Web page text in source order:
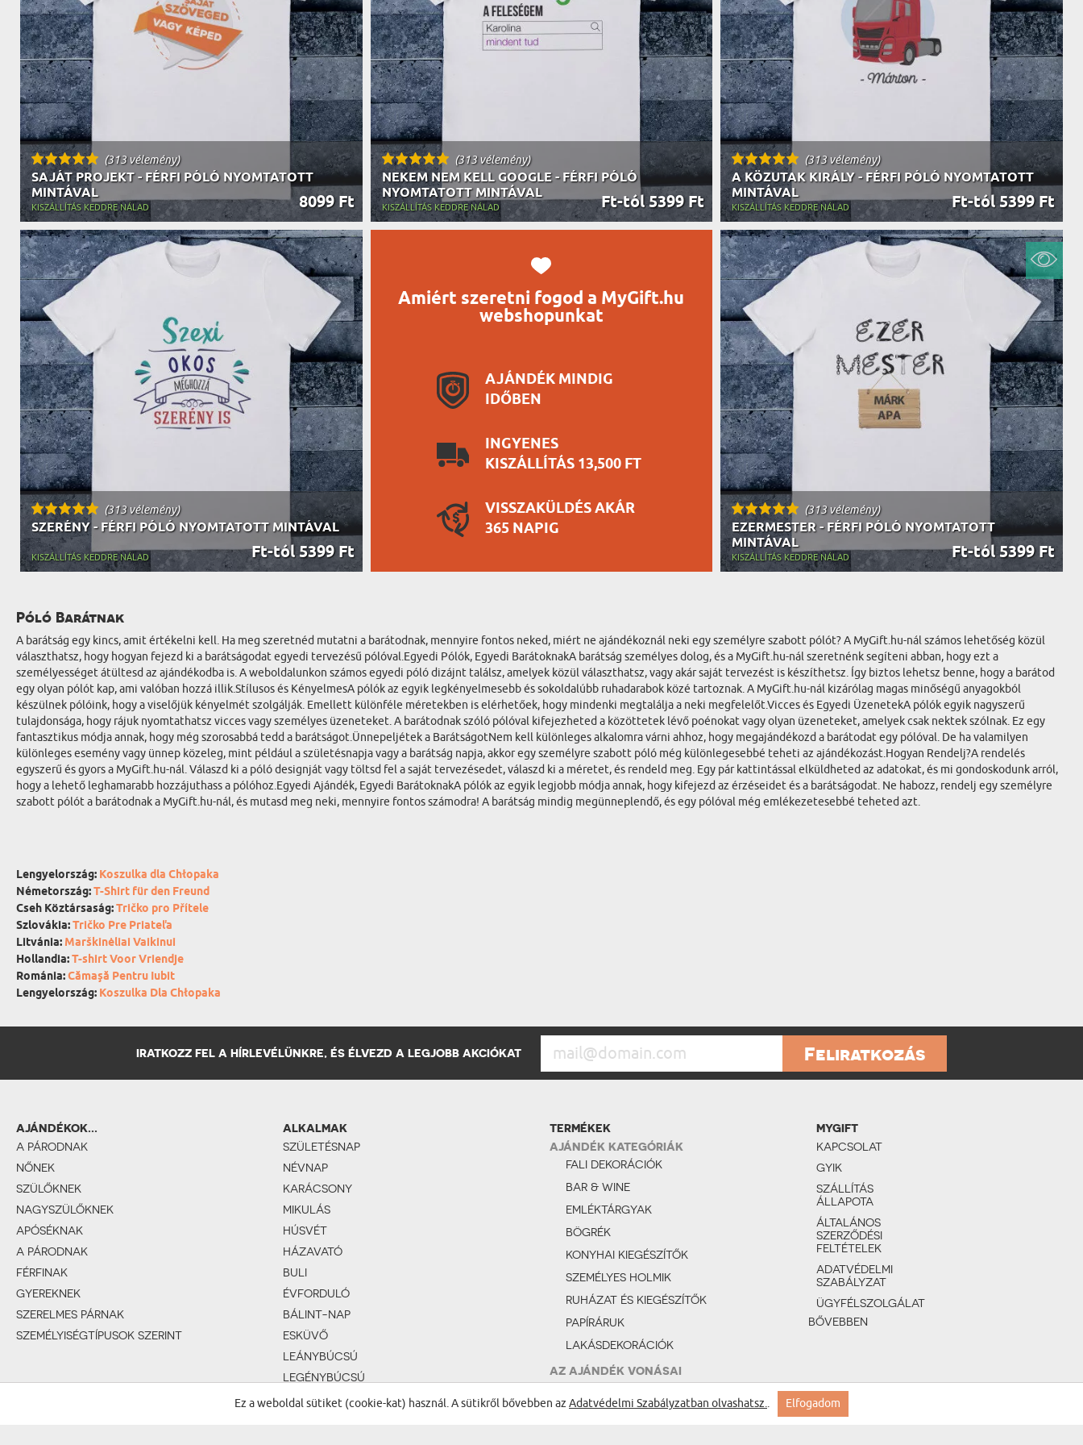
APÓSÉKNAK
UTAZÓNAK
BICIKLISTÁNAK
IDŐSEBBNEK
SPORTOLÓNAK
TŰZOLTÓNAK
FŐNÖKNEK
HORGÁSZNAK
VICCELŐDŐNEK
ÉLELMISZEREK
AZ AJÁNDÉK VONÁSAI
(313 vélemény)
SAJÁT PROJEKT - FÉRFI PÓLÓ NYOMTATOTT
MINTÁVAL
8099 Ft
KISZÁLLÍTÁS KEDDRE NÁLAD
(313 vélemény)
NEKEM NEM KELL GOOGLE - FÉRFI PÓLÓ
NYOMTATOTT MINTÁVAL
Ft-tól 5399 Ft
KISZÁLLÍTÁS KEDDRE NÁLAD
Amiért szeretni fogod a MyGift.hu
webshopunkat
AJÁNDÉK MINDIG
IDŐBEN
INGYENES
KISZÁLLÍTÁS 13,500 FT
VISSZAKÜLDÉS AKÁR
365 NAPIG
(313 vélemény)
A KÖZUTAK KIRÁLY - FÉRFI PÓLÓ NYOMTATOTT
MINTÁVAL
Ft-tól 5399 Ft
KISZÁLLÍTÁS KEDDRE NÁLAD
(313 vélemény)
SZERÉNY - FÉRFI PÓLÓ NYOMTATOTT MINTÁVAL
Ft-tól 5399 Ft
KISZÁLLÍTÁS KEDDRE NÁLAD
(313 vélemény)
EZERMESTER - FÉRFI PÓLÓ NYOMTATOTT
MINTÁVAL
Ft-tól 5399 Ft
KISZÁLLÍTÁS KEDDRE NÁLAD
Póló Barátnak
A barátság egy kincs, amit értékelni kell. Ha meg szeretnéd mutatni a barátodnak, mennyire fontos neked, miért ne ajándékoznál neki egy személyre szabott pólót? A MyGift.hu-nál számos lehetőség közül
választhatsz, hogy hogyan fejezd ki a barátságodat egyedi tervezésű pólóval.Egyedi Pólók, Egyedi BarátoknakA barátság személyes dolog, és a MyGift.hu-nál szeretnénk segíteni abban, hogy ezt a
személyességet átültesd az ajándékodba is. A weboldalunkon számos egyedi póló dizájnt találsz, amelyek közül választhatsz, vagy akár saját tervezést is készíthetsz. Így biztos lehetsz benne, hogy a barátod
egy olyan pólót kap, ami valóban hozzá illik.Stílusos és KényelmesA pólók az egyik legkényelmesebb és sokoldalúbb ruhadarabok közé tartoznak. A MyGift.hu-nál kizárólag magas minőségű anyagokból
készülnek pólóink, hogy a viselőjük kényelmét szolgálják. Emellett különféle méretekben is elérhetőek, hogy mindenki megtalálja a neki megfelelőt.Vicces és Egyedi ÜzenetekA pólók egyik nagyszerű
tulajdonsága, hogy rájuk nyomtathatsz vicces vagy személyes üzeneteket. A barátodnak szóló pólóval kifejezheted a közöttetek lévő poénokat vagy olyan üzeneteket, amelyek csak nektek szólnak. Ez egy
fantasztikus módja annak, hogy még szorosabbá tedd a barátságot.Ünnepeljétek a BarátságotNem kell különleges alkalomra várni ahhoz, hogy megajándékozd a barátodat egy pólóval. De ha valamilyen
különleges esemény vagy ünnep közeleg, mint például a születésnapja vagy a barátság napja, akkor egy személyre szabott póló még különlegesebbé teheti az ajándékozást.Hogyan Rendelj?A rendelés
egyszerű és gyors a MyGift.hu-nál. Válaszd ki a póló designját vagy töltsd fel a saját tervezésedet, válaszd ki a méretet, és rendeld meg. Egy pár kattintással elküldheted az adatokat, és mi gondoskodunk arról,
hogy a lehető leghamarabb hozzájuthass a pólóhoz.Egyedi Ajándék, Egyedi BarátoknakA pólók az egyik legjobb módja annak, hogy kifejezd az érzéseidet és a barátságodat. Ne habozz, rendelj egy személyre
szabott pólót a barátodnak a MyGift.hu-nál, és mutasd meg neki, mennyire fontos számodra! A barátság mindig megünneplendő, és egy pólóval még emlékezetesebbé teheted azt.
Lengyelország: Koszulka dla Chłopaka
Németország:T-Shirt für den Freund
Cseh Köztársaság:Tričko pro Přítele
Szlovákia:Tričko Pre Priateľa
Litvánia: Marškinėliai Vaikinui
Hollandia:T-shirt Voor Vriendje
Románia:Cămaşă Pentru Iubit
Lengyelország: Koszulka Dla Chłopaka
IRATKOZZ FEL A HÍRLEVÉLÜNKRE, ÉS ÉLVEZD A LEGJOBB AKCIÓKAT Feliratkozás
AJÁNDÉKOK...
A PÁRODNAK
NŐNEK
SZÜLŐKNEK
NAGYSZÜLŐKNEK
APÓSÉKNAK
A PÁRODNAK
FÉRFINAK
GYEREKNEK
SZERELMES PÁRNAK
SZEMÉLYISÉGTÍPUSOK SZERINT
ALKALMAK
SZÜLETÉSNAP
NÉVNAP
KARÁCSONY
MIKULÁS
HÚSVÉT
HÁZAVATÓ
BULI
ÉVFORDULÓ
BÁLINT-NAP
ESKÜVŐ
LEÁNYBÚCSÚ
LEGÉNYBÚCSÚ
BABASZÜLETÉS
TERMÉKEK
AJÁNDÉK KATEGÓRIÁK
FALI DEKORÁCIÓK
BAR & WINE
EMLÉKTÁRGYAK
BÖGRÉK
KONYHAI KIEGÉSZÍTŐK
SZEMÉLYES HOLMIK
RUHÁZAT ÉS KIEGÉSZÍTŐK
PAPÍRÁRUK
LAKÁSDEKORÁCIÓK
AZ AJÁNDÉK VONÁSAI
ROMANTIKUS
MYGIFT
KAPCSOLAT
GYIK
SZÁLLÍTÁS
ÁLLAPOTA
ÁLTALÁNOS
SZERZŐDÉSI
FELTÉTELEK
ADATVÉDELMI
SZABÁLYZAT
ÜGYFÉLSZOLGÁLAT
BŐVEBBEN
Ez a weboldal sütiket (cookie-kat) használ. A sütikről bővebben az Adatvédelmi Szabályzatban olvashatsz.. Elfogadom